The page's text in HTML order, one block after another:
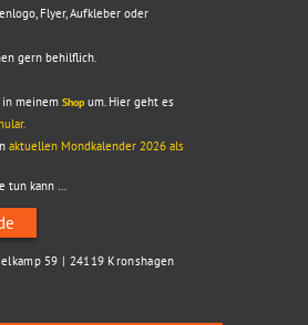
Flyer, Aufkleber oder
gern behilflich.
in meinem Shop um. Hier geht es
aktuellen Mondkalender 2026 als
tun kann …
59 | 24119 Kronshagen